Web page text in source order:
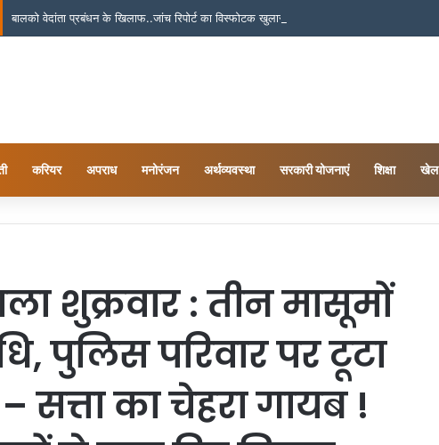
बालको वेदांता प्रबंधन के खिलाफ..जांच रिपोर्ट का विस्फोटक खुलासा!
करियर अपराध मनोरंजन अर्थव्यवस्था सरकारी योजनाएं शिक्षा खेल
शुक्रवार : तीन मासूमों
पुलिस परिवार पर टूटा
सत्ता का चेहरा गायब !